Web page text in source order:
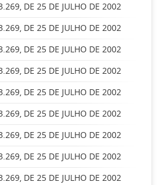
DE 25 DE JULHO DE 2002
DE 25 DE JULHO DE 2002
DE 25 DE JULHO DE 2002
DE 25 DE JULHO DE 2002
DE 25 DE JULHO DE 2002
DE 25 DE JULHO DE 2002
DE 25 DE JULHO DE 2002
DE 25 DE JULHO DE 2002
DE 25 DE JULHO DE 2002